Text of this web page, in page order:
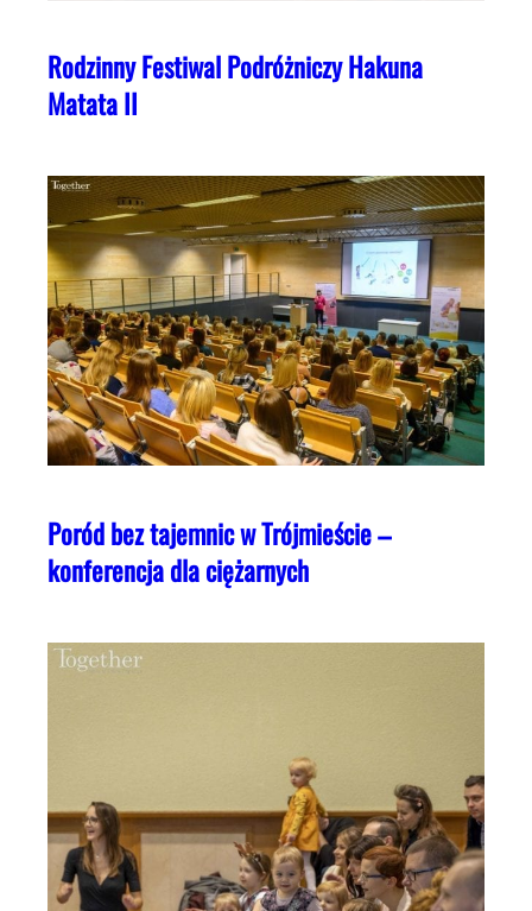
Rodzinny Festiwal Podróżniczy Hakuna
Matata II
Poród bez tajemnic w Trójmieście –
konferencja dla ciężarnych